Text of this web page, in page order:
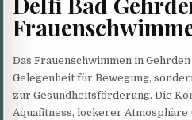
Das Frauenschwimmen in
Gelegenheit für Bewegung,
zur Gesundheitsförderung. Die
Aquafitness, lockerer Atmosphäre